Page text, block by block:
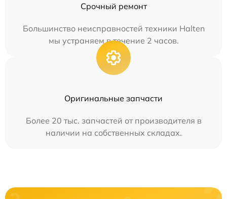
Срочный ремонт
Большинство неисправностей техники Halten
мы устраняем в течение 2 часов.
Оригинальные запчасти
Более 20 тыс. запчастей от производителя в
наличии на собственных складах.